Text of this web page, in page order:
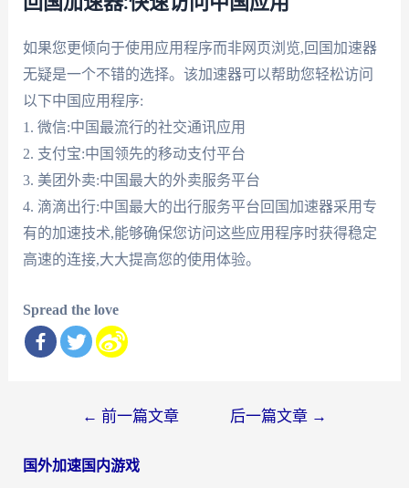
如果您更倾向于使用应用程序而非网页浏览,回国加速器
无疑是一个不错的选择。该加速器可以帮助您轻松访问
以下中国应用程序:
1. 微信:中国最流行的社交通讯应用
2. 支付宝:中国领先的移动支付平台
3. 美团外卖:中国最大的外卖服务平台
4. 滴滴出行:中国最大的出行服务平台回国加速器采用专
有的加速技术,能够确保您访问这些应用程序时获得稳定
高速的连接,大大提高您的使用体验。
Spread the love
导
← 前一篇文章 后一篇文章 →
国外加速国内游戏